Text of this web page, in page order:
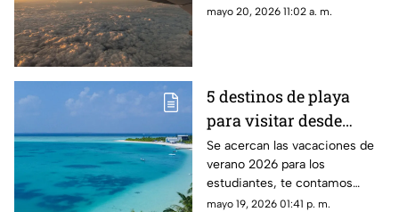
Cancún desde el Aeropuerto
mayo 20, 2026 11:02 a. m.
5 destinos de playa
para visitar desde
Aguascalientes en
vacaciones de verano
2026
Se acercan las vacaciones de
verano 2026 para los
estudiantes, te contamos
enseguida los destinos de
mayo 19, 2026 01:41 p. m.